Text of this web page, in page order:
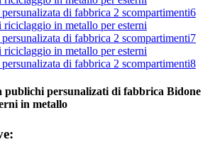
publichi persunalizati di fabbrica Bidone
in metallo